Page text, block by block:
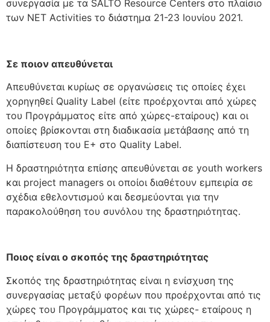
συνεργασία με τα SALTO Resource Centers στο πλαίσιο
των NET Activities το διάστημα 21-23 Ιουνίου 2021.
Σε ποιον απευθύνεται
Απευθύνεται κυρίως σε οργανώσεις τις οποίες έχει
χορηγηθεί Quality Label (είτε προέρχονται από χώρες
του Προγράμματος είτε από χώρες-εταίρους) και οι
οποίες βρίσκονται στη διαδικασία μετάβασης από τη
διαπίστευση του E+ στο Quality Label.
Η δραστηριότητα επίσης απευθύνεται σε youth workers
και project managers οι οποίοι διαθέτουν εμπειρία σε
σχέδια εθελοντισμού και δεσμεύονται για την
παρακολούθηση του συνόλου της δραστηριότητας.
Ποιος είναι ο σκοπός της δραστηριότητας
Σκοπός της δραστηριότητας είναι η ενίσχυση της
συνεργασίας μεταξύ φορέων που προέρχονται από τις
χώρες του Προγράμματος και τις χώρες- εταίρους η